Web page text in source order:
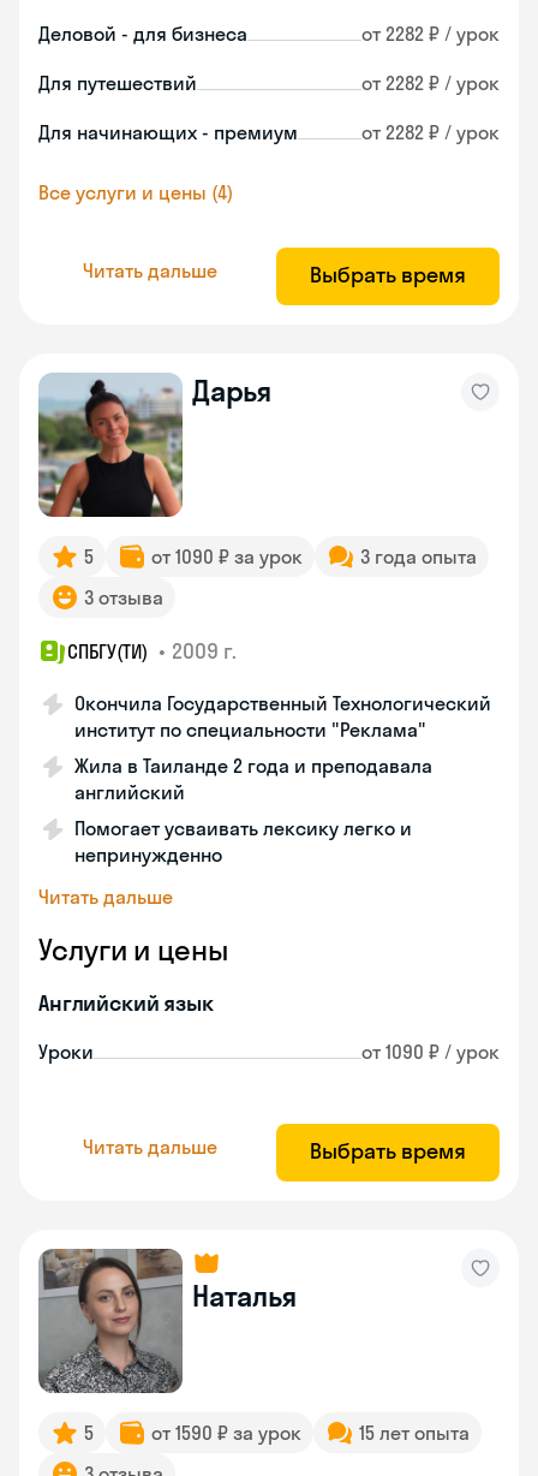
Деловой - для бизнеса от 2282 ₽ / урок
Для путешествий от 2282 ₽ / урок
Для начинающих - премиум от 2282 ₽ / урок
Все услуги и цены (4)
Читать дальше Выбрать время
Дарья
5 от 1090 ₽ за урок
3 года опыта
3 отзыва
СПБГУ(ТИ) • 2009 г.
Окончила Государственный Технологический
институт по специальности "Реклама"
Жила в Таиланде 2 года и преподавала
английский
Помогает усваивать лексику легко и
непринужденно
Читать дальше
Услуги и цены
Английский язык
Уроки от 1090 ₽ / урок
Читать дальше Выбрать время
Наталья
5 от 1590 ₽ за урок
15 лет опыта